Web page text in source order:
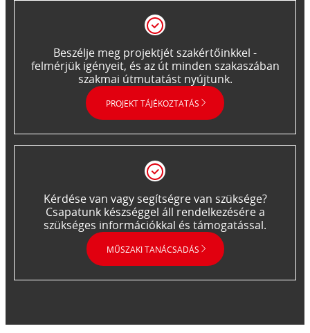
Beszélje meg projektjét szakértőinkkel -
felmérjük igényeit, és az út minden szakaszában
szakmai útmutatást nyújtunk.
PROJEKT TÁJÉKOZTATÁS
Kérdése van vagy segítségre van szüksége?
Csapatunk készséggel áll rendelkezésére a
szükséges információkkal és támogatással.
MŰSZAKI TANÁCSADÁS